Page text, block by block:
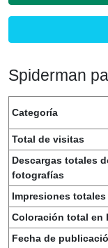
Spiderman
Categoría
Total de visitas
Descargas totales
fotografías
Impresiones totales
Coloración total en
Fecha de